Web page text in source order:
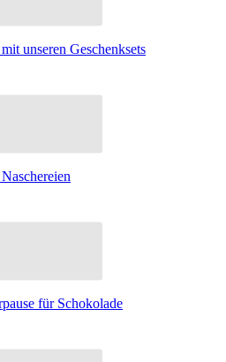
unseren Geschenksets
für Schokolade